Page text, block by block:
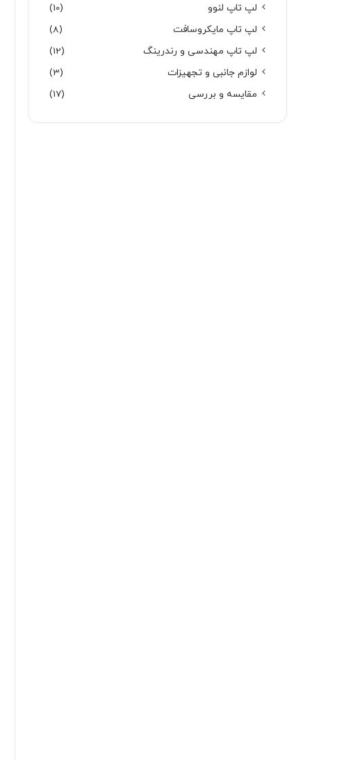
لپ تاپ لنوو
(10)
لپ تاپ مایکروسافت
(8)
لپ تاپ مهندسی و رندرینگ
(12)
لوازم جانبی و تجهیزات
(3)
مقایسه و بررسی
(17)